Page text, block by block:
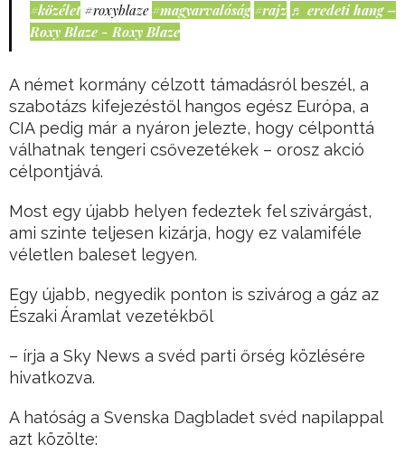
#közélet #roxyblaze #magyarvalóság #rajz ♬ eredeti hang –
Roxy Blaze - Roxy Blaze
A német kormány célzott támadásról beszél, a
szabotázs kifejezéstől hangos egész Európa, a
CIA pedig már a nyáron jelezte, hogy célponttá
válhatnak tengeri csővezetékek – orosz akció
célpontjává.
Most egy újabb helyen fedeztek fel szivárgást,
ami szinte teljesen kizárja, hogy ez valamiféle
véletlen baleset legyen.
Egy újabb, negyedik ponton is szivárog a gáz az
Északi Áramlat vezetékből
– írja a Sky News a svéd parti őrség közlésére
hivatkozva.
A hatóság a Svenska Dagbladet svéd napilappal
azt közölte: